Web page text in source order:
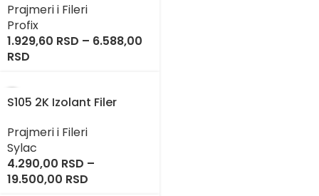
Prajmeri i Fileri
Profix
1.929,60 RSD – 6.588,00
RSD
S105 2K Izolant Filer
Prajmeri i Fileri
Sylac
4.290,00 RSD –
19.500,00 RSD